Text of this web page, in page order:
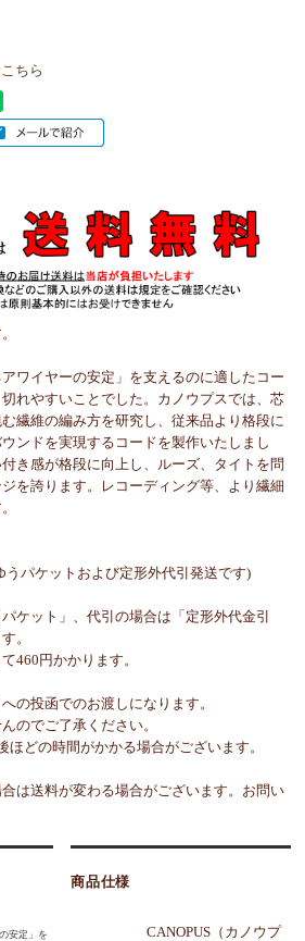
ちら
アワイヤーの安定」を支えるのに適したコー
れやすいことでした。カノウプスでは、芯
繊維の編み方を研究し、従来品より格段に
ンドを実現するコードを製作いたしまし
き感が格段に向上し、ルーズ、タイトを問
を誇ります。レコーディング等、より繊細
うパケットおよび定形外代引発送です)
ケット」、代引の場合は「定形外代金引
。
460円かかります。
の投函でのお渡しになります。
のでご了承ください。
ほどの時間がかかる場合がございます。
は送料が変わる場合がございます。お問い
安定」を
商品仕様
CANOPUS（カノウプ